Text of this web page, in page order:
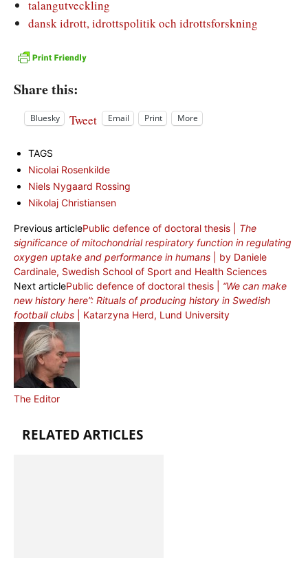
talangutveckling
dansk idrott, idrottspolitik och idrottsforskning
Share this:
Bluesky Tweet Email Print More
TAGS
Nicolai Rosenkilde
Niels Nygaard Rossing
Nikolaj Christiansen
Previous articlePublic defence of doctoral thesis | The
significance of mitochondrial respiratory function in regulating
oxygen uptake and performance in humans | by Daniele
Cardinale, Swedish School of Sport and Health Sciences
Next articlePublic defence of doctoral thesis | “We can make
new history here”: Rituals of producing history in Swedish
football clubs | Katarzyna Herd, Lund University
The Editor
RELATED ARTICLES